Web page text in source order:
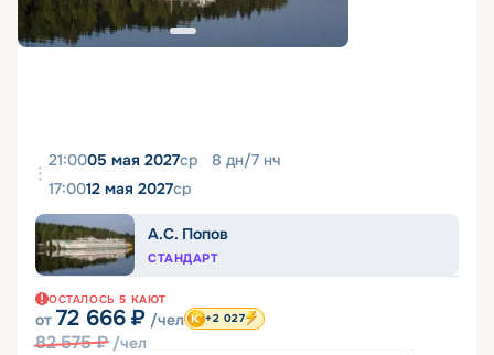
21:0005 мая 2027ср 8 дн/7 нч
17:0012 мая 2027ср
А.С. Попов
СТАНДАРТ
ОСТАЛОСЬ 5 КАЮТ
от 72 666 ₽ /чел
82 575₽ /чел
+2 027